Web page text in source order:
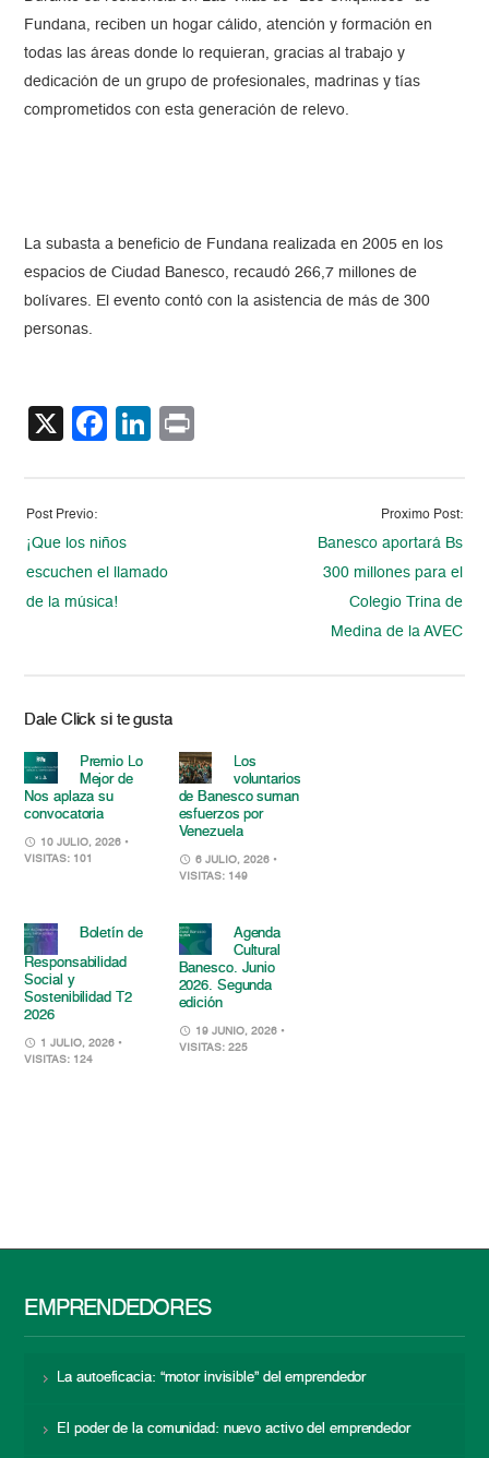
Fundana, reciben un hogar cálido, atención y formación en
todas las áreas donde lo requieran, gracias al trabajo y
dedicación de un grupo de profesionales, madrinas y tías
comprometidos con esta generación de relevo.
La subasta a beneficio de Fundana realizada en 2005 en los
espacios de Ciudad Banesco, recaudó 266,7 millones de
bolívares. El evento contó con la asistencia de más de 300
personas.
X Facebook
LinkedIn
Post Previo:
¡Que los niños
escuchen el llamado
de la música!
Proximo Post:
Banesco aportará Bs
300 millones para el
Colegio Trina de
Medina de la AVEC
Dale Click si te gusta
Premio Lo
Mejor de
Nos aplaza su
convocatoria
10 JULIO, 2026 •
VISITAS: 101
Los
voluntarios
de Banesco suman
esfuerzos por
Venezuela
6 JULIO, 2026 •
VISITAS: 149
Boletín de
Responsabilidad
Social y
Sostenibilidad T2
2026
1 JULIO, 2026 •
VISITAS: 124
Agenda
Cultural
Banesco. Junio
2026. Segunda
edición
19 JUNIO, 2026 •
VISITAS: 225
EMPRENDEDORES
La autoeficacia: “motor invisible” del emprendedor
El poder de la comunidad: nuevo activo del emprendedor